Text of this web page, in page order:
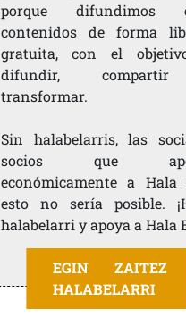
porque difundimos
contenidos de forma
gratuita, con el
difundir,
transformar.
Sin halabelarris, las
socios que
económicamente a Hala
esto no sería posible.
halabelarri y apoya a Hala
EGIN ZAITEZ
HALABELARRI